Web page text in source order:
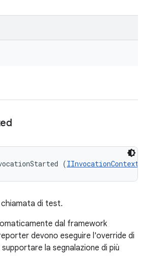
(IInvocationContext
chiamata di test.
dal framework
devono eseguire l'override di
la segnalazione di più